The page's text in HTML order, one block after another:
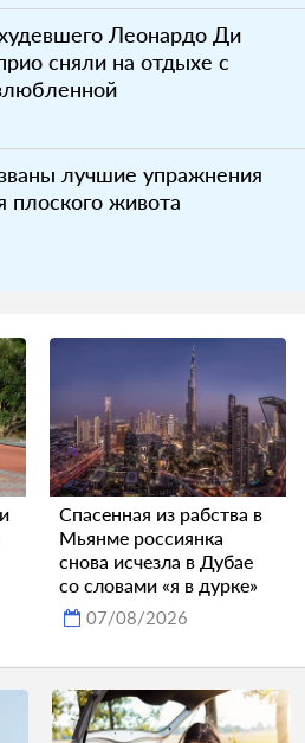
Леонардо Ди
сняли на отдыхе с
лучшие упражнения
плоского живота
Спасенная из рабства в
Мьянме россиянка
снова исчезла в Дубае
со словами «я в дурке»
07/08/2026